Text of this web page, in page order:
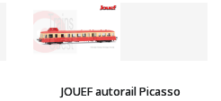
JOUEF autorail Picasso